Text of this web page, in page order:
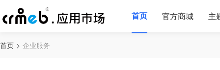
首页 官方商城 主
首页 企业服务